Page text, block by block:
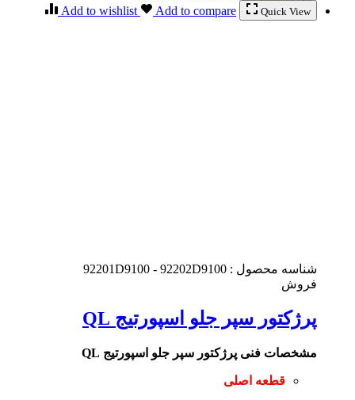
Quick View
Add to wishlist Add to compare
شناسه محصول : 92201D9100 - 92202D9100
فروش
پرژکتور سپر جلو اسپورتیج QL
مشخصات فنی پرژکتور سپر جلو اسپورتیج QL
قطعه اصلی